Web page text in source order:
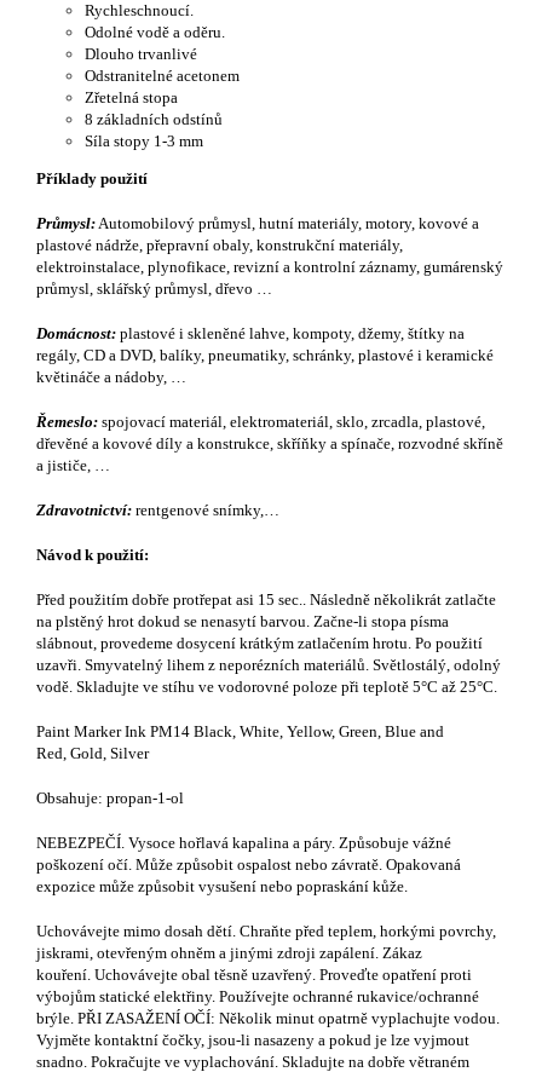
Rychleschnoucí.
Odolné vodě a oděru.
Dlouho trvanlivé
Odstranitelné acetonem
Zřetelná stopa
8 základních odstínů
Síla stopy 1-3 mm
Příklady použití
Průmysl: Automobilový průmysl, hutní materiály, motory, kovové a
plastové nádrže, přepravní obaly, konstrukční materiály,
elektroinstalace, plynofikace, revizní a kontrolní záznamy, gumárenský
průmysl, sklářský průmysl, dřevo …
Domácnost: plastové i skleněné lahve, kompoty, džemy, štítky na
regály, CD a DVD, balíky, pneumatiky, schránky, plastové i keramické
květináče a nádoby, …
Řemeslo: spojovací materiál, elektromateriál, sklo, zrcadla, plastové,
dřevěné a kovové díly a konstrukce, skříňky a spínače, rozvodné skříně
a jističe, …
Zdravotnictví: rentgenové snímky,…
Návod k použití:
Před použitím dobře protřepat asi 15 sec.. Následně několikrát zatlačte
na plstěný hrot dokud se nenasytí barvou. Začne-li stopa písma
slábnout, provedeme dosycení krátkým zatlačením hrotu. Po použití
uzavři. Smyvatelný lihem z neporézních materiálů. Světlostálý, odolný
vodě. Skladujte ve stíhu ve vodorovné poloze při teplotě 5°C až 25°C.
Paint Marker Ink PM14 Black, White, Yellow, Green, Blue and
Red, Gold, Silver
Obsahuje: propan-1-ol
NEBEZPEČÍ. Vysoce hořlavá kapalina a páry. Způsobuje vážné
poškození očí. Může způsobit ospalost nebo závratě. Opakovaná
expozice může způsobit vysušení nebo popraskání kůže.
Uchovávejte mimo dosah dětí. Chraňte před teplem, horkými povrchy,
jiskrami, otevřeným ohněm a jinými zdroji zapálení. Zákaz
kouření. Uchovávejte obal těsně uzavřený. Proveďte opatření proti
výbojům statické elektřiny. Používejte ochranné rukavice/ochranné
brýle. PŘI ZASAŽENÍ OČÍ: Několik minut opatrně vyplachujte vodou.
Vyjměte kontaktní čočky, jsou-li nasazeny a pokud je lze vyjmout
snadno. Pokračujte ve vyplachování. Skladujte na dobře větraném